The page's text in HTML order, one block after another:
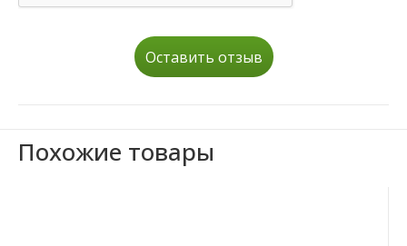
Оставить отзыв
Похожие товары